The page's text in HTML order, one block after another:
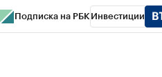
Подписка на РБК Инвестиции